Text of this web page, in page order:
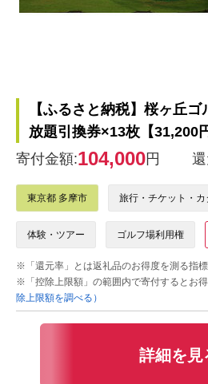
【ふるさと納税】桜ヶ丘
放題引換券×13枚【31,200
寄付金額:104,000円
東京都 多摩市 旅行・チケット・カ
体験・ツアー ゴルフ場利用権
※「還元率」とは返礼品のお得度を測る指
※「控除上限額」の範囲内で寄付するとお
除上限額を調べる）
詳細を見